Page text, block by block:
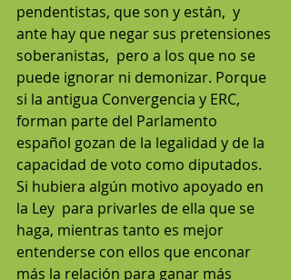
pendentistas, que son y están,  y
ante hay que negar sus pretensiones
soberanistas,  pero a los que no se
puede ignorar ni demonizar. Porque
si la antigua Convergencia y ERC,
forman parte del Parlamento
español gozan de la legalidad y de la
capacidad de voto como diputados.
Si hubiera algún motivo apoyado en
la Ley  para privarles de ella que se
haga, mientras tanto es mejor
entenderse con ellos que enconar
más la relación para ganar más